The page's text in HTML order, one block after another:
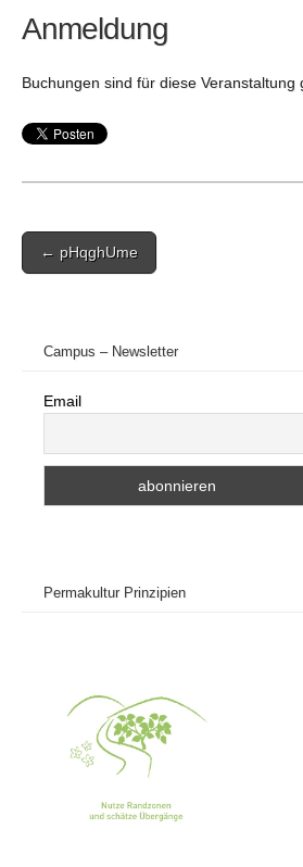
Anmeldung
Buchungen sind für diese Veranstaltung
Post
navigation
← pHqghUme
Campus – Newsletter
Email
Permakultur Prinzipien